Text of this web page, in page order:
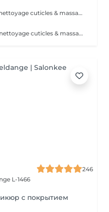
Manicure sans Vernis Limage & nettoyage cuticles & massage mains
Manicure avec Vernis Limage & nettoyage cuticles & massage mains Vernis = Couleur normal qu'on sait retirer soi-même avec du disslovant. Prend 30min pour sècher et tient 2-4 jours sur les mains et 1 mois sur les pieds. Semi = Se fait secher sous la lampe LED et se fait retirer par l'esthéticienne de préférence (y compris dans le prix chez PB ). Il tient 3 semaines sur les mains et 4-5 semaines sur les pieds. Il sera seche immédiatement. Peut abîmer les ongles si c'est fait trop souvent, sans pause.
246
L-1466
с покрытием